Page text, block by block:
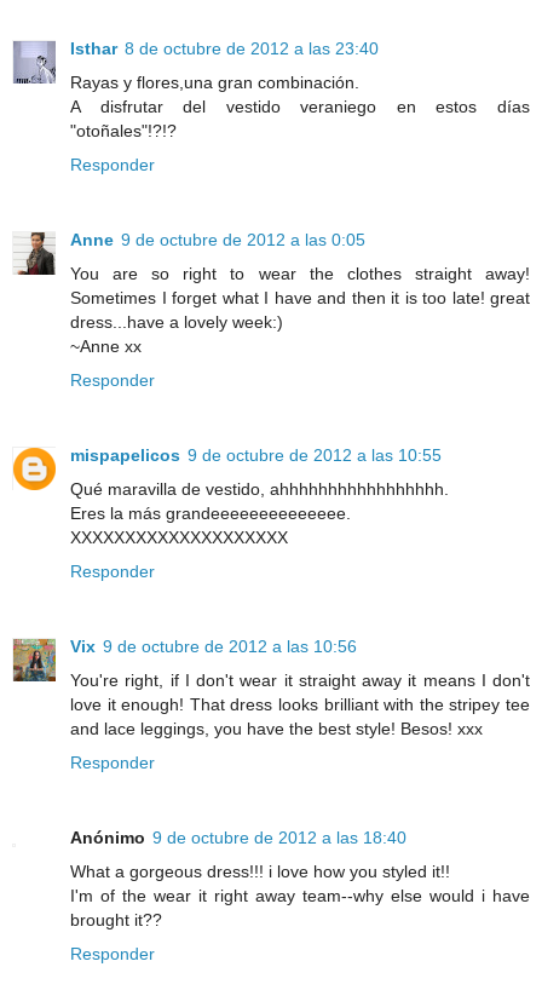
Isthar 8 de octubre de 2012 a las 23:40
Rayas y flores,una gran combinación.
A disfrutar del vestido veraniego en estos días
"otoñales"!?!?
Responder
Anne 9 de octubre de 2012 a las 0:05
You are so right to wear the clothes straight away!
Sometimes I forget what I have and then it is too late! great
dress...have a lovely week:)
~Anne xx
Responder
mispapelicos 9 de octubre de 2012 a las 10:55
Qué maravilla de vestido, ahhhhhhhhhhhhhhhhh.
Eres la más grandeeeeeeeeeeeeee.
XXXXXXXXXXXXXXXXXXXX
Responder
Vix 9 de octubre de 2012 a las 10:56
You're right, if I don't wear it straight away it means I don't
love it enough! That dress looks brilliant with the stripey tee
and lace leggings, you have the best style! Besos! xxx
Responder
Anónimo 9 de octubre de 2012 a las 18:40
What a gorgeous dress!!! i love how you styled it!!
I'm of the wear it right away team--why else would i have
brought it??
Responder